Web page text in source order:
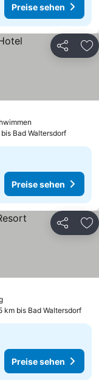
Preise sehen
Teilen
Bad Waltersdorf
Preise sehen
Teilen
Preise sehen
km bis Bad Waltersdorf
Preise sehen